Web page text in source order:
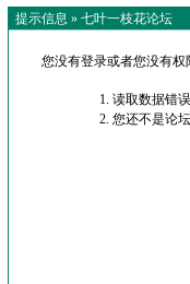
提示信息 » 七叶一枝花论坛
您没有登录或者您没有
读取数据错
您还不是论